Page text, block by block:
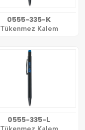
0555-335-K
Tükenmez Kalem
0555-335-L